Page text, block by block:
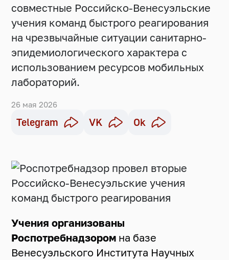
совместные Российско-Венесуэльские
учения команд быстрого реагирования
на чрезвычайные ситуации санитарно-
эпидемиологического характера с
использованием ресурсов мобильных
лабораторий.
26 мая 2026
Telegram VK Ok
Учения организованы
Роспотребнадзором на базе
Венесуэльского Института Научных